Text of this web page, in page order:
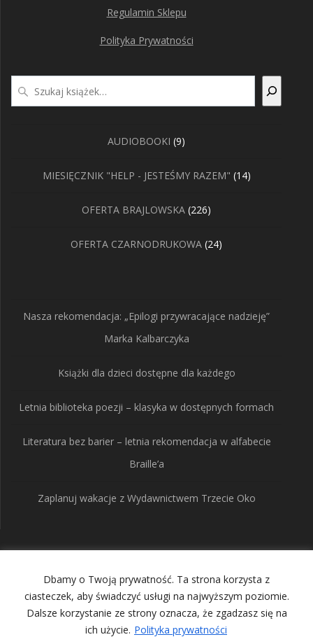
Dbamy o Twoją prywatność. Ta strona korzysta z
ciasteczek, aby świadczyć usługi na najwyższym poziomie.
Dalsze korzystanie ze strony oznacza, że zgadzasz się na
ich użycie. Polityka prywatności
Regulamin Sklepu
Polityka Prywatności
AUDIOBOOKI 99
MIESIĘCZNIK "HELP - JESTEŚMY RAZEM" 1414
OFERTA BRAJLOWSKA 226226
OFERTA CZARNODRUKOWA 2424
Nasza rekomendacja: „Epilogi przywracające nadzieję”
Marka Kalbarczyka
Książki dla dzieci dostępne dla każdego
Letnia biblioteka poezji – klasyka w dostępnych formach
Literatura bez barier – letnia rekomendacja w alfabecie
Braille’a
Zaplanuj wakacje z Wydawnictwem Trzecie Oko
Wydawnictwo Trzecie
Oko
© 2026 Wydawnictwo Trzecie Oko. Built using WordPress and